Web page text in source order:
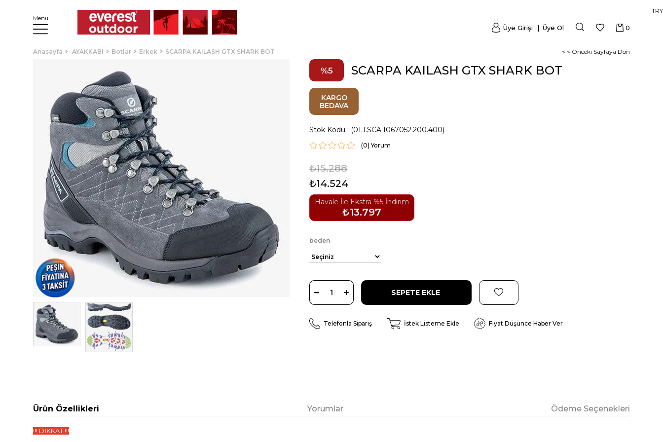
Menu
TRY
0
Üye Girişi Üye Ol
Anasayfa AYAKKABI Botlar Erkek SCARPA KAILASH GTX SHARK BOT < < Önceki Sayfaya Dön
5 SCARPA KAILASH GTX SHARK BOT
KARGO
BEDAVA
Stok Kodu (01.1.SCA.1067052.200.400)
(0)
₺15.288
₺14.524
Havale İle Ekstra %5 İndirim
₺13.797
beden
Telefonla Sipariş İstek Listeme Ekle Fiyat Düşünce Haber Ver
Ürün Özellikleri Yorumlar Ödeme Seçenekleri
!!! DİKKAT !!!